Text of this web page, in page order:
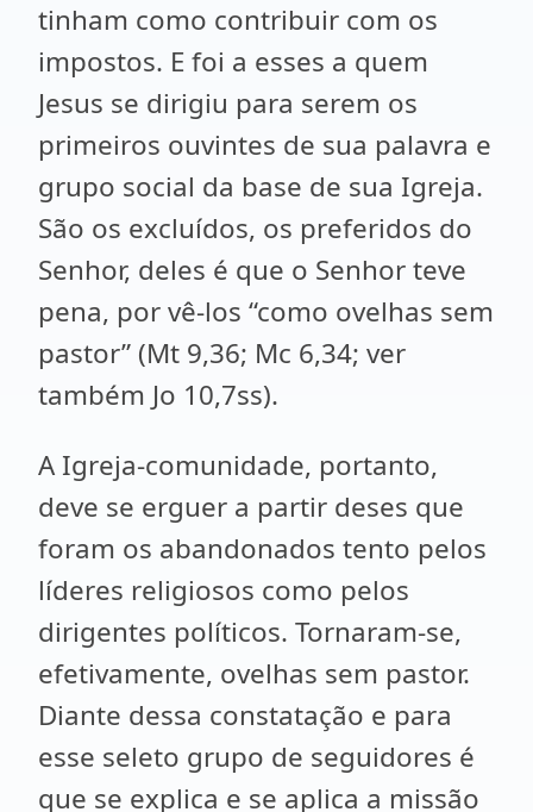
tinham como contribuir com os
impostos. E foi a esses a quem
Jesus se dirigiu para serem os
primeiros ouvintes de sua palavra e
grupo social da base de sua Igreja.
São os excluídos, os preferidos do
Senhor, deles é que o Senhor teve
pena, por vê-los “como ovelhas sem
pastor” (Mt 9,36; Mc 6,34; ver
também Jo 10,7ss).
A Igreja-comunidade, portanto,
deve se erguer a partir deses que
foram os abandonados tento pelos
líderes religiosos como pelos
dirigentes políticos. Tornaram-se,
efetivamente, ovelhas sem pastor.
Diante dessa constatação e para
esse seleto grupo de seguidores é
que se explica e se aplica a missão